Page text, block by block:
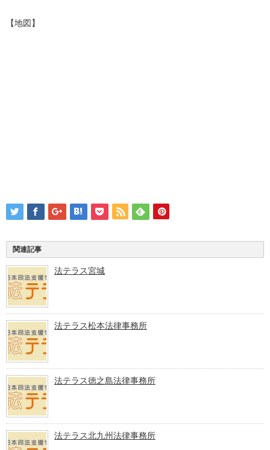
【地図】
関連記事
法テラス宮城
法テラス松本法律事務所
法テラス徳之島法律事務所
法テラス北九州法律事務所